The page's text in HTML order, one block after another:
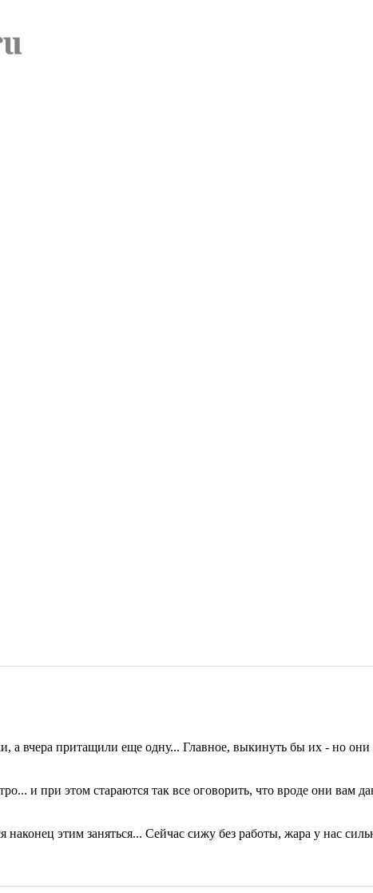
а вчера притащили еще одну... Главное, выкинуть бы их - но
и при этом стараются так все оговорить, что вроде они вам
этим заняться... Сейчас сижу без работы, жара у нас